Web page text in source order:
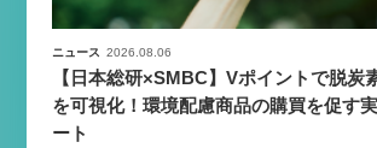
ニュース 2026.08.06
【日本総研×SMBC】Vポイントで脱炭
を可視化！環境配慮商品の購買を促す
ート